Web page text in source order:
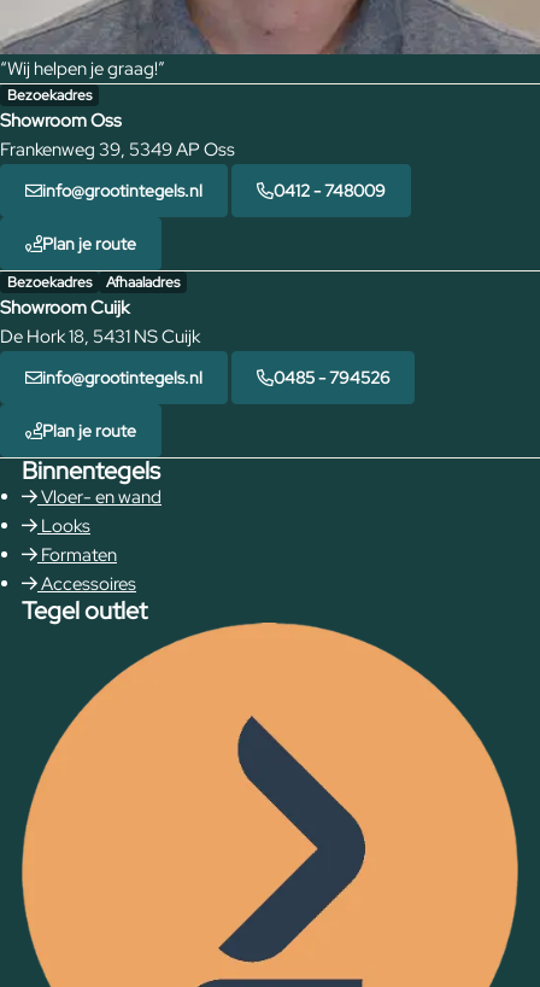
“Wij helpen je graag!”
Bezoekadres
Showroom Oss
Frankenweg 39, 5349 AP Oss
info@grootintegels.nl 0412 - 748009
Plan je route
Bezoekadres Afhaaladres
Showroom Cuijk
De Hork 18, 5431 NS Cuijk
info@grootintegels.nl 0485 - 794526
Plan je route
Binnentegels
Vloer- en wand
Looks
Formaten
Accessoires
Tegel outlet